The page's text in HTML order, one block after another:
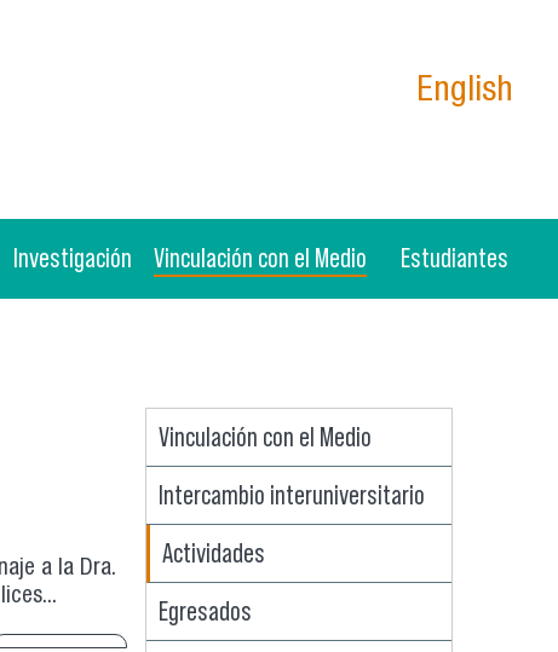
English
Investigación Vinculación con el Medio Estudiantes
Vinculación con el Medio
Intercambio interuniversitario
Actividades
Egresados
a la Dra.